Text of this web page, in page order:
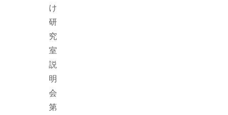
け
研
究
室
説
明
会
第